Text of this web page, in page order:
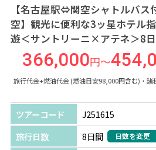
【名古屋駅⇔関空シャトルバス
空】観光に便利な3ッ星ホテル
遊＜サントリーニ×アテネ＞8
366,000円～
旅行代金+燃油代金 (燃油目安98,000円含む)・諸
ツアーコード
J251615
旅行日数
8日間 日数を変更